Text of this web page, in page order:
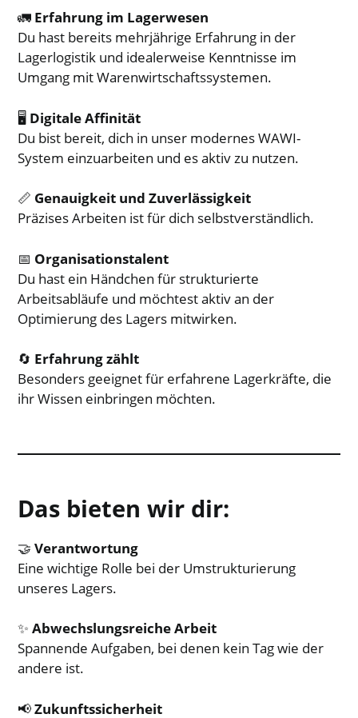
🚛 Erfahrung im Lagerwesen
Du hast bereits mehrjährige Erfahrung in der
Lagerlogistik und idealerweise Kenntnisse im
Umgang mit Warenwirtschaftssystemen.
🖥️ Digitale Affinität
Du bist bereit, dich in unser modernes WAWI-
System einzuarbeiten und es aktiv zu nutzen.
📏 Genauigkeit und Zuverlässigkeit
Präzises Arbeiten ist für dich selbstverständlich.
📅 Organisationstalent
Du hast ein Händchen für strukturierte
Arbeitsabläufe und möchtest aktiv an der
Optimierung des Lagers mitwirken.
🔄 Erfahrung zählt
Besonders geeignet für erfahrene Lagerkräfte, die
ihr Wissen einbringen möchten.
Das bieten wir dir:
🤝Verantwortung
Eine wichtige Rolle bei der Umstrukturierung
unseres Lagers.
✨Abwechslungsreiche Arbeit
Spannende Aufgaben, bei denen kein Tag wie der
andere ist.
📢Zukunftssicherheit